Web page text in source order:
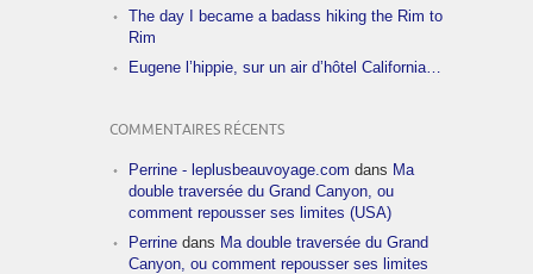
The day I became a badass hiking the Rim to
Rim
Eugene l’hippie, sur un air d’hôtel California…
COMMENTAIRES RÉCENTS
Perrine - leplusbeauvoyage.com dans Ma
double traversée du Grand Canyon, ou
comment repousser ses limites (USA)
Perrine dans Ma double traversée du Grand
Canyon, ou comment repousser ses limites